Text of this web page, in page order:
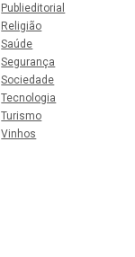
Publieditorial
Religião
Saúde
Segurança
Sociedade
Tecnologia
Turismo
Vinhos